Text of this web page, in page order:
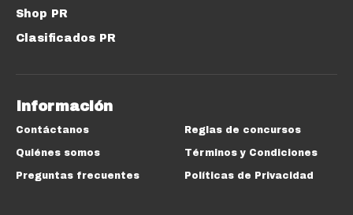
Shop PR
Clasificados PR
Información
Contáctanos
Quiénes somos
Preguntas frecuentes
Reglas de concursos
Términos y Condiciones
Políticas de Privacidad